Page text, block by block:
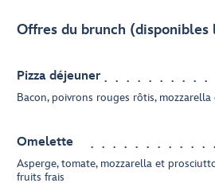
Offres du brunch (disponibles
Pizza déjeuner
Bacon, poivrons rouges rôtis,
Omelette
Asperge, tomate, mozzarella et
fruits frais